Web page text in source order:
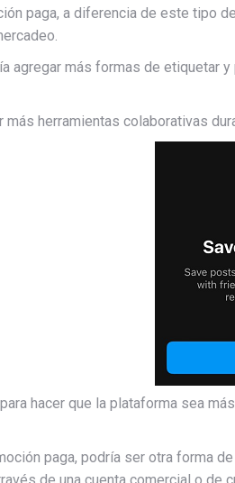
paga, a diferencia de este tipo
agregar más formas de etiquetar
herramientas colaborativas
hacer que la plataforma sea
paga, podría ser otra forma